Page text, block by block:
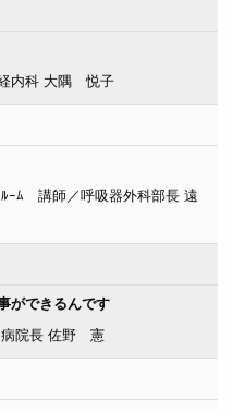
内科 大隅 悦子
ｰﾑ 講師／呼吸器外科部長 遠
ができるんです
病院長 佐野 憲